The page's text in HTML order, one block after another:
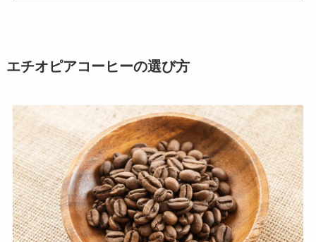
エチオピアコーヒーの選び方